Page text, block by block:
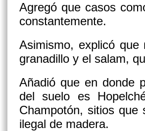
Agregó que casos
constantemente.
Asimismo, explicó
granadillo y el salam,
Añadió que en donde
del suelo es
Champotón, sitios que
ilegal de madera.